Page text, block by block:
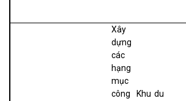
Xây
dựng
các
hạng
mục
công
Khu du